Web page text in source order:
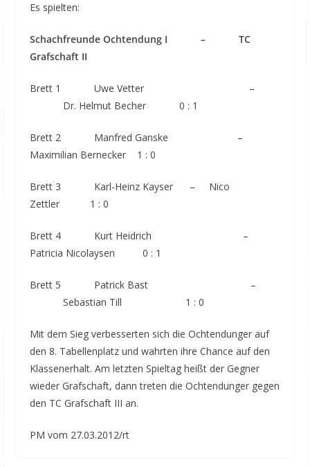
Es spielten:
Schachfreunde Ochtendung I – TC
Grafschaft II
Brett 1 Uwe Vetter –
Dr. Helmut Becher 0 : 1
Brett 2 Manfred Ganske –
Maximilian Bernecker 1 : 0
Brett 3 Karl-Heinz Kayser – Nico
Zettler 1 : 0
Brett 4 Kurt Heidrich –
Patricia Nicolaysen 0 : 1
Brett 5 Patrick Bast –
Sebastian Till 1 : 0
Mit dem Sieg verbesserten sich die Ochtendunger auf
den 8. Tabellenplatz und wahrten ihre Chance auf den
Klassenerhalt. Am letzten Spieltag heißt der Gegner
wieder Grafschaft, dann treten die Ochtendunger gegen
den TC Grafschaft III an.
PM vom 27.03.2012/rt